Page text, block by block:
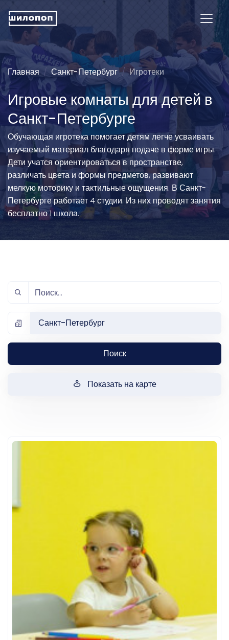
Главная Санкт-Петербург Игротеки
Игровые комнаты для детей в
Санкт-Петербурге
Обучающая игротека помогает детям легче усваивать
изучаемый материал благодаря подаче в форме игры.
Дети учатся ориентироваться в пространстве,
различать цвета и формы предметов, развивают
мелкую моторику и тактильные ощущения. В Санкт-
Петербурге работает 4 студии. Из них проводят занятия
бесплатно 1 школа.
Санкт-Петербург
Поиск
Показать на карте